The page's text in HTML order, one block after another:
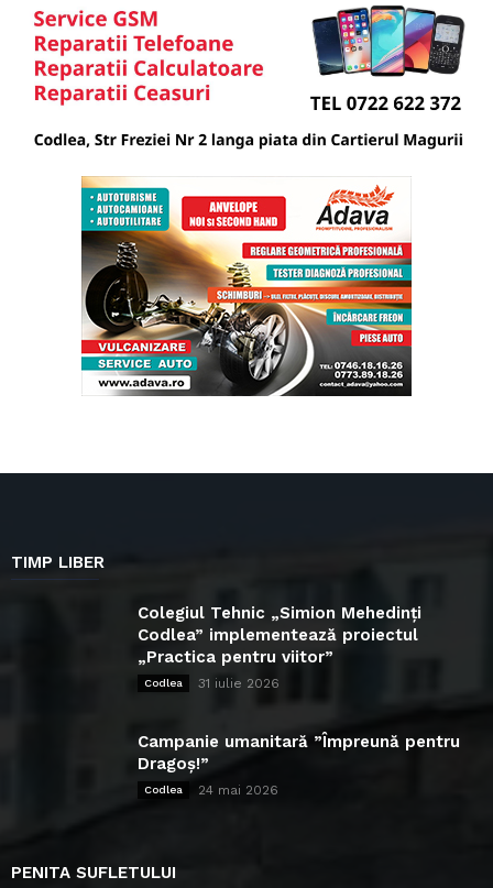
TIMP LIBER
Colegiul Tehnic „Simion Mehedinți
Codlea” implementează proiectul
„Practica pentru viitor”
Codlea 31 iulie 2026
Campanie umanitară ”Împreună pentru
Dragoș!”
Codlea 24 mai 2026
PENITA SUFLETULUI